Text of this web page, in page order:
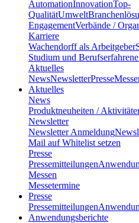
AutomationInnovationTop-
QualitätUmwelt
EngagementVerbände /
Karriere
Wachendorff als Arbeitgeber
Studium und Berufserfahrene
Aktuelles
NewsNewsletterPresse
Aktuelles
News
Produktneuheiten /
Newsletter
Newsletter Anmeldung
Mail auf Whitelist setzen
Presse
Pressemitteilungen
Messen
Messetermine
Presse
Pressemitteilungen
Anwendungsberichte